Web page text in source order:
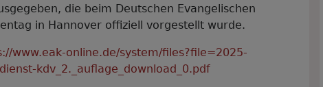
die beim Deutschen Evangelischen
in Hannover offiziell vorgestellt wurde.
www.eak-online.de/system/files?file=2025-
kdv_2._auflage_download_0.pdf